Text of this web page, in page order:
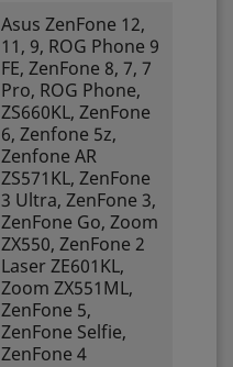
Asus ZenFone 12,
11, 9, ROG Phone 9
FE, ZenFone 8, 7, 7
Pro, ROG Phone,
ZS660KL, ZenFone
6, Zenfone 5z,
Zenfone AR
ZS571KL, ZenFone
3 Ultra, ZenFone 3,
ZenFone Go, Zoom
ZX550, ZenFone 2
Laser ZE601KL,
Zoom ZX551ML,
ZenFone 5,
ZenFone Selfie,
ZenFone 4